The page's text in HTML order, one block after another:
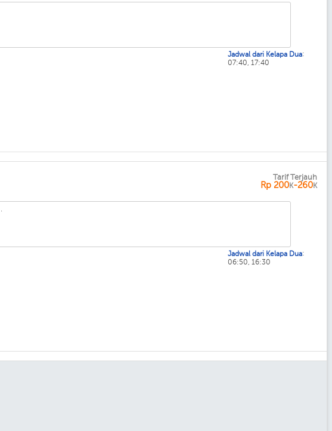
Jadwal dari Kelapa Dua:
07:40, 17:40
Tarif Terjauh
Rp 200K-260K
Jadwal dari Kelapa Dua:
06:50, 16:30